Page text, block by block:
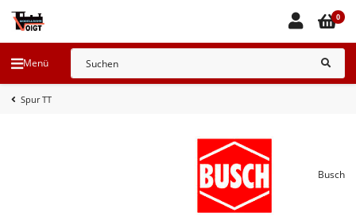
Menü
0
Spur TT
Busch